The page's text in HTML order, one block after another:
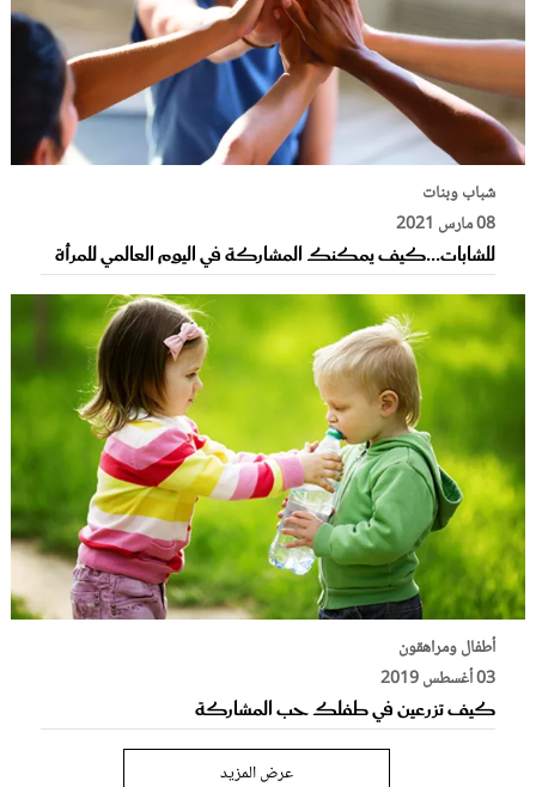
شباب وبنات
08 مارس 2021
للشابات...كيف يمكنك المشاركة في اليوم العالمي للمرأة
أطفال ومراهقون
03 أغسطس 2019
كيف تزرعين في طفلك حب المشاركة
عرض المزيد